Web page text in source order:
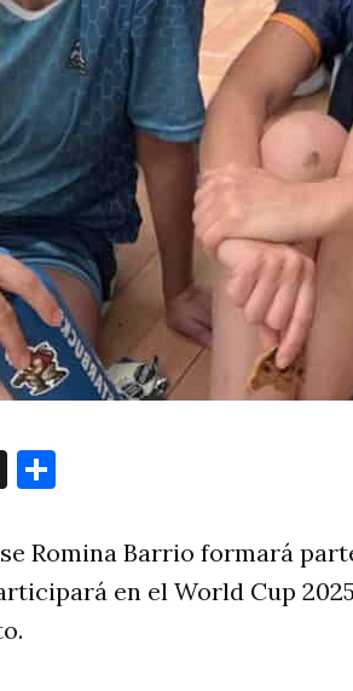
X
Romina Barrio formará
en el World Cup